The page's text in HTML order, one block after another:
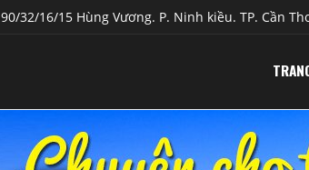
90/32/16/15 Hùng Vương. P. Ninh kiều. TP. Cần